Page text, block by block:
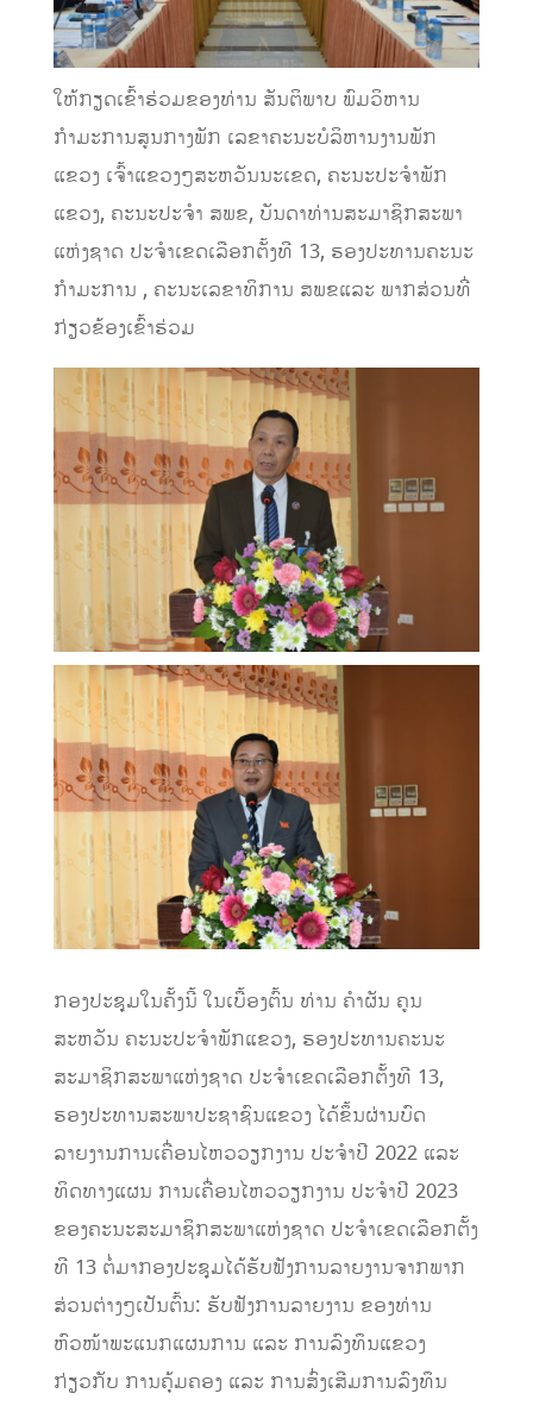
ໃຫ້ກຽດເຂົ້າຮ່ວມຂອງທ່ານ ສັນຕິພາບ ພົມວິຫານ
ກຳມະການສູນກາງພັກ ເລຂາຄະນະບໍລິຫານງານພັກ
ແຂວງ ເຈົ້າແຂວງໆສະຫວັນນະເຂດ, ຄະນະປະຈຳພັກ
ແຂວງ, ຄະນະປະຈຳ ສພຂ, ບັນດາທ່ານສະມາຊິກສະພາ
ແຫ່ງຊາດ ປະຈຳເຂດເລືອກຕັ້ງທີ 13, ຮອງປະທານຄະນະ
ກຳມະການ , ຄະນະເລຂາທິການ ສພຂແລະ ພາກສ່ວນທີ່
ກ່ຽວຂ້ອງເຂົ້າຮ່ວມ
ກອງປະຊຸມໃນຄັ້ງນີ້ ໃນເບື້ອງຕົ້ນ ທ່ານ ຄໍາຜັນ ຄູນ
ສະຫວັນ ຄະນະປະຈໍາພັກແຂວງ, ຮອງປະທານຄະນະ
ສະມາຊິກສະພາແຫ່ງຊາດ ປະຈໍາເຂດເລືອກຕັ້ງທີ 13,
ຮອງປະທານສະພາປະຊາຊົນແຂວງ ໄດ້ຂຶ້ນຜ່ານບົດ
ລາຍງານການເຄື່ອນໄຫວວຽກງານ ປະຈໍາປີ 2022 ແລະ
ທິດທາງແຜນ ການເຄື່ອນໄຫວວຽກງານ ປະຈໍາປີ 2023
ຂອງຄະນະສະມາຊິກສະພາແຫ່ງຊາດ ປະຈໍາເຂດເລືອກຕັ້ງ
ທີ 13 ຕໍ່ມາກອງປະຊຸມໄດ້ຮັບຟັງການລາຍງານຈາກພາກ
ສ່ວນຕ່າງໆເປັນຕົ້ນ: ຮັບຟັງການລາຍງານ ຂອງທ່ານ
ຫົວໜ້າພະແນກແຜນການ ແລະ ການລົງທຶນແຂວງ
ກ່ຽວກັບ ການຄຸ້ມຄອງ ແລະ ການສົ່ງເສີມການລົງທຶນ